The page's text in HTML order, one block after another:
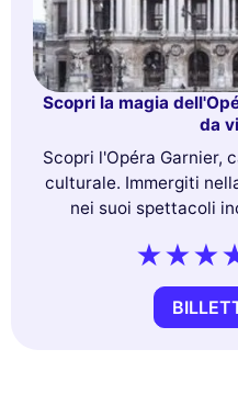
Scopri la magia
da
Scopri l'Opéra Garnier,
culturale. Immergiti
nei suoi spettacoli